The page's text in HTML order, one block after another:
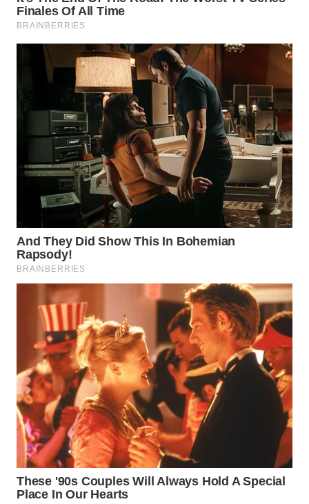
WN
BEKASI
WN
DEPOK
TAPANULI
UTARA
WN
SAMOSIR
PADANG
LAWAS
WN
SUMEDANG
WN
CIANJUR
WN
KEPULAUAN
SERIBU